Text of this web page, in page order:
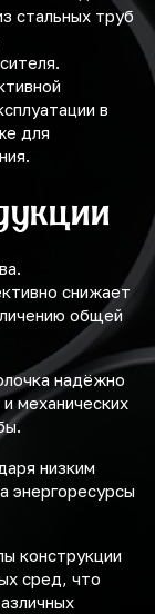
стальных труб
в
для
снижает
общей
надёжно
механических
низким
энергоресурсы
конструкции
сред, что